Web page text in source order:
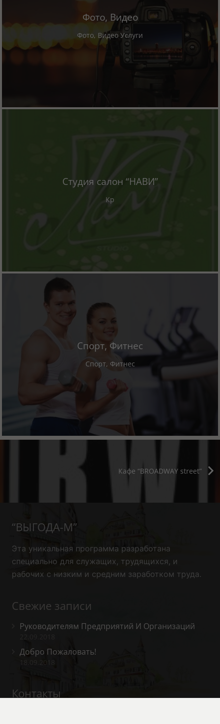
Фото, Видео
Фото, Видео Услуги
Студия салон “НАВИ”
Кр
Спорт, Фитнес
Спорт, Фитнес
Кафе “BROADWAY street”
“ВЫГОДА-М”
Эта уникальная программа разработана
специально для служащих, трудящихся, и
рабочих с низким и средним заработком труда.
Свежие записи
Руководителям Предприятий И Организаций
Добро Пожаловать!
18.09.2018
Контакты